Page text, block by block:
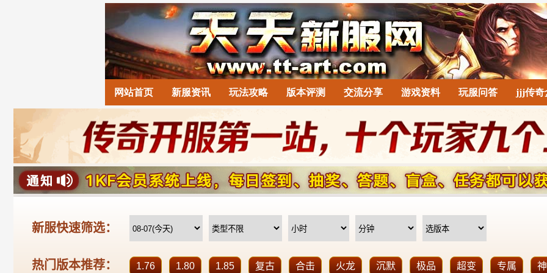
网站首页 新服资讯 玩法攻略 版本评测 交流分享 游戏资料 玩服问答 jjj传奇